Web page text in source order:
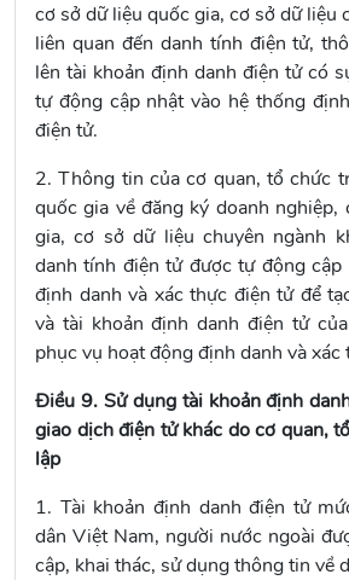
cơ sở dữ liệu quốc gia, cơ sở dữ liệu
liên quan đến danh tính điện tử,
lên tài khoản định danh điện tử có
tự động cập nhật vào hệ thống
điện tử.
2. Thông tin của cơ quan, tổ chức
quốc gia về đăng ký doanh
gia, cơ sở dữ liệu chuyên ngành
danh tính điện tử được tự động
định danh và xác thực điện tử để
và tài khoản định danh điện tử
phục vụ hoạt động định danh và xác
Điều 9. Sử dụng tài khoản định
giao dịch điện tử khác do cơ quan,
lập
1. Tài khoản định danh điện tử
dân Việt Nam, người nước ngoài
cập, khai thác, sử dụng thông tin về